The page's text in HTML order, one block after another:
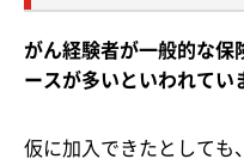
がん経験者が一般的な保
ースが多いといわれてい
仮に加入できたとしても